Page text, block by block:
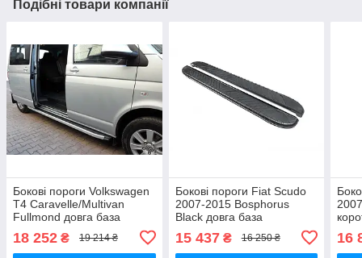
Подібні товари компанії
Бокові пороги Volkswagen
T4 Caravelle/Multivan
Fullmond довга база
18 252 ₴ 19 214 ₴
Бокові пороги Fiat Scudo
2007-2015 Bosphorus
Black довга база
15 437₴ 16 250 ₴ 16